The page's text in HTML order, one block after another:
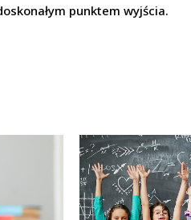
punktem wyjścia.